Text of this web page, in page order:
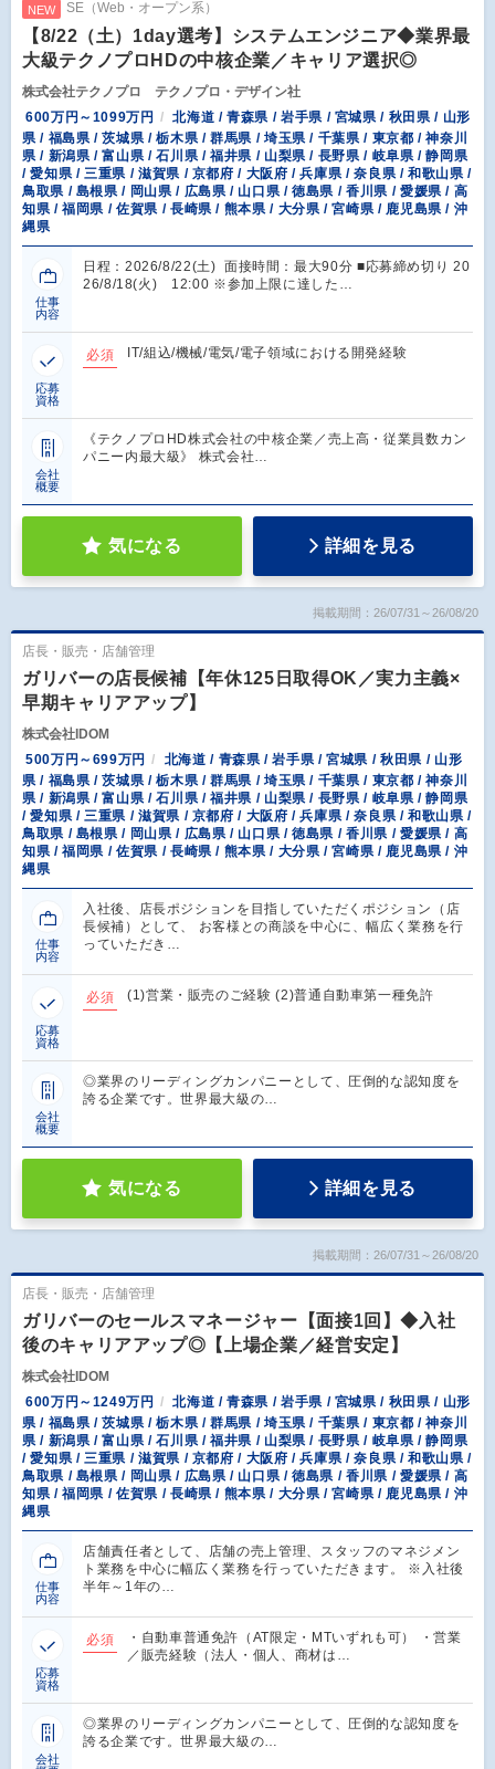
NEW SE（Web・オープン系）
【8/22（土）1day選考】システムエンジニア◆業界最
大級テクノプロHDの中核企業／キャリア選択◎
株式会社テクノプロ テクノプロ・デザイン社
600万円～1099万円
北海道 / 青森県 / 岩手県 / 宮城県 / 秋田県 / 山形
県 / 福島県 / 茨城県 / 栃木県 / 群馬県 / 埼玉県 / 千葉県 / 東京都 / 神奈川
県 / 新潟県 / 富山県 / 石川県 / 福井県 / 山梨県 / 長野県 / 岐阜県 / 静岡県
/ 愛知県 / 三重県 / 滋賀県 / 京都府 / 大阪府 / 兵庫県 / 奈良県 / 和歌山県 /
鳥取県 / 島根県 / 岡山県 / 広島県 / 山口県 / 徳島県 / 香川県 / 愛媛県 / 高
知県 / 福岡県 / 佐賀県 / 長崎県 / 熊本県 / 大分県 / 宮崎県 / 鹿児島県 / 沖
縄県
仕事
内容
日程：2026/8/22(土) 面接時間：最大90分 ■応募締め切り 20
26/8/18(火) 12:00 ※参加上限に達した…
応募
資格
必須 IT/組込/機械/電気/電子領域における開発経験
会社
概要
《テクノプロHD株式会社の中核企業／売上高・従業員数カン
パニー内最大級》 株式会社…
気になる 詳細を見る
掲載期間：26/07/31～26/08/20
店長・販売・店舗管理
ガリバーの店長候補【年休125日取得OK／実力主義×
早期キャリアアップ】
株式会社IDOM
500万円～699万円
北海道 / 青森県 / 岩手県 / 宮城県 / 秋田県 / 山形
県 / 福島県 / 茨城県 / 栃木県 / 群馬県 / 埼玉県 / 千葉県 / 東京都 / 神奈川
県 / 新潟県 / 富山県 / 石川県 / 福井県 / 山梨県 / 長野県 / 岐阜県 / 静岡県
/ 愛知県 / 三重県 / 滋賀県 / 京都府 / 大阪府 / 兵庫県 / 奈良県 / 和歌山県 /
鳥取県 / 島根県 / 岡山県 / 広島県 / 山口県 / 徳島県 / 香川県 / 愛媛県 / 高
知県 / 福岡県 / 佐賀県 / 長崎県 / 熊本県 / 大分県 / 宮崎県 / 鹿児島県 / 沖
縄県
仕事
内容
入社後、店長ポジションを目指していただくポジション（店
長候補）として、 お客様との商談を中心に、幅広く業務を行
っていただき…
応募
資格
必須 (1)営業・販売のご経験 (2)普通自動車第一種免許
会社
概要
◎業界のリーディングカンパニーとして、圧倒的な認知度を
誇る企業です。世界最大級の…
気になる 詳細を見る
掲載期間：26/07/31～26/08/20
店長・販売・店舗管理
ガリバーのセールスマネージャー【面接1回】◆入社
後のキャリアアップ◎【上場企業／経営安定】
株式会社IDOM
600万円～1249万円
北海道 / 青森県 / 岩手県 / 宮城県 / 秋田県 / 山形
県 / 福島県 / 茨城県 / 栃木県 / 群馬県 / 埼玉県 / 千葉県 / 東京都 / 神奈川
県 / 新潟県 / 富山県 / 石川県 / 福井県 / 山梨県 / 長野県 / 岐阜県 / 静岡県
/ 愛知県 / 三重県 / 滋賀県 / 京都府 / 大阪府 / 兵庫県 / 奈良県 / 和歌山県 /
鳥取県 / 島根県 / 岡山県 / 広島県 / 山口県 / 徳島県 / 香川県 / 愛媛県 / 高
知県 / 福岡県 / 佐賀県 / 長崎県 / 熊本県 / 大分県 / 宮崎県 / 鹿児島県 / 沖
縄県
仕事
内容
店舗責任者として、店舗の売上管理、スタッフのマネジメン
ト業務を中心に幅広く業務を行っていただきます。 ※入社後
半年～1年の…
応募
資格
必須
・自動車普通免許（AT限定・MTいずれも可） ・営業
／販売経験（法人・個人、商材は…
会社
◎業界のリーディングカンパニーとして、圧倒的な認知度を
誇る企業です。世界最大級の…